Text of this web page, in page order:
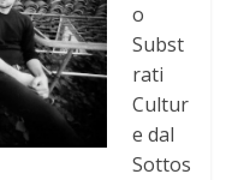
o
Subst
rati
Cultur
e dal
Sottos